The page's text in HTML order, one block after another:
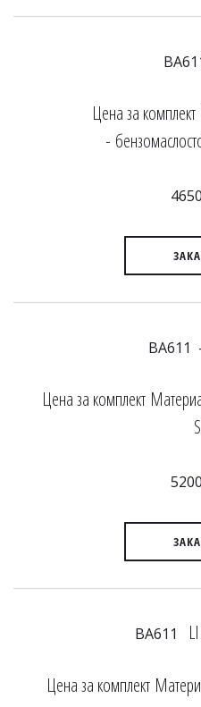
Цена за
-
BA611
Цена за комплект
BA611
Цена за комплект